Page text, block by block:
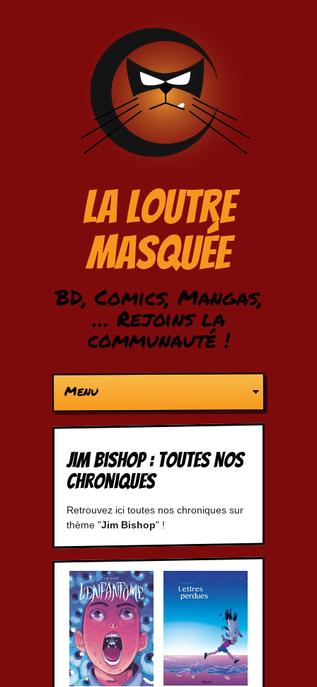
La Loutre
Masquée
BD, Comics, Mangas,
… Rejoins la
communauté !
Menu
Jim Bishop : Toutes nos
chroniques
Retrouvez ici toutes nos chroniques sur
thème "Jim Bishop" !